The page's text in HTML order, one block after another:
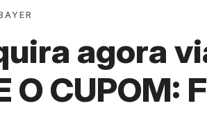
agora
O CUPOM: